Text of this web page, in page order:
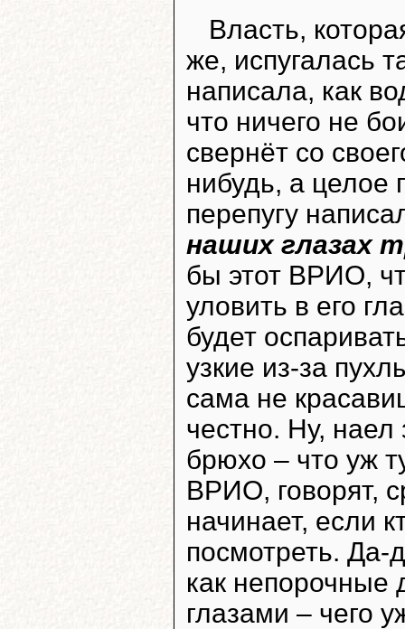
Власть,
же, испугалась
написала, как
что ничего не
свернёт со
нибудь, а целое
перепугу
наших глазах
бы этот ВРИО,
уловить в его
будет
узкие из-за
сама не
честно. Ну, наел
брюхо – что уж
ВРИО, говорят,
начинает, если
посмотреть. Да-
как
глазами – чего